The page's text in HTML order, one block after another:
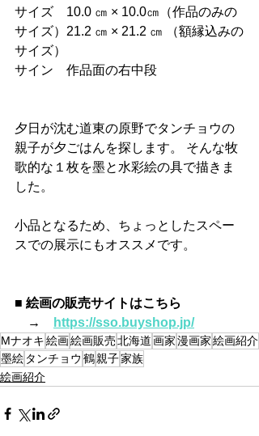
サイズ　10.0 ㎝ × 10.0㎝（作品のみの
サイズ）21.2 ㎝ × 21.2 ㎝ （額縁込みの
サイズ）
サイン　作品面の右中段
夕日が沈む道東の原野でタンチョウの
親子が夕ごはんを探します。 そんな牧
歌的な１枚を墨と水彩絵の具で描きま
した。
小品となるため、ちょっとしたスペー
スでの展示にもオススメです。
■ 絵画の販売サイトはこちら
→
https://sso.buyshop.jp/
Mナオキ絵画絵画販売北海道画家漫画家絵画紹介
墨絵 タンチョウ 鶴親子家族
絵画紹介